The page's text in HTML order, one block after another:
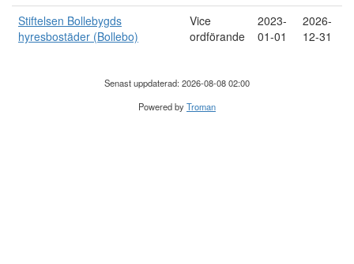
Stiftelsen Bollebygds
hyresbostäder (Bollebo)
Vice
ordförande
2023-
01-01
2026-
12-31
Senast uppdaterad: 2026-08-08 02:00
Powered byTroman